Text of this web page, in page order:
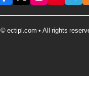
© ectipl.com • All rights